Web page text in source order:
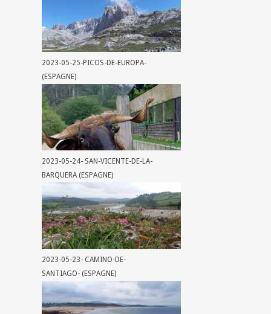
2023-05-25-PICOS-DE-EUROPA-
(ESPAGNE)
2023-05-24- SAN-VICENTE-DE-LA-
BARQUERA (ESPAGNE)
2023-05-23- CAMINO-DE-
SANTIAGO- (ESPAGNE)